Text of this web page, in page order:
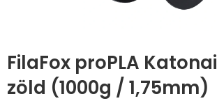
FilaFox proPLA Katonai
zöld (1000g / 1,75mm)